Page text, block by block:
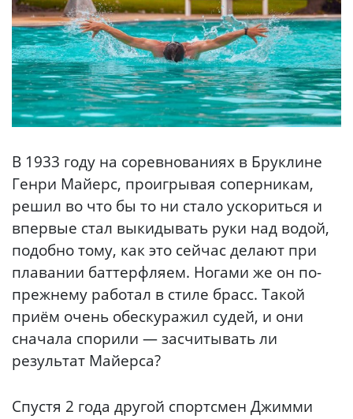
В 1933 году на соревнованиях в Бруклине
Генри Майерс, проигрывая соперникам,
решил во что бы то ни стало ускориться и
впервые стал выкидывать руки над водой,
подобно тому, как это сейчас делают при
плавании баттерфляем. Ногами же он по-
прежнему работал в стиле брасс. Такой
приём очень обескуражил судей, и они
сначала спорили — засчитывать ли
результат Майерса?
Спустя 2 года другой спортсмен Джимми